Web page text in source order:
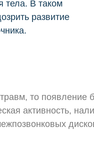
тела. В таком
развитие
то появление
активность,